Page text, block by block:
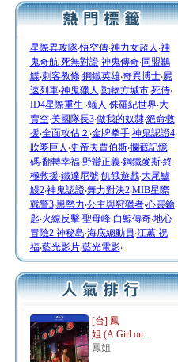
星際異攻隊‧悟空傳‧神力女超人 ‧神
鬼奇航 死無對證‧神鬼傳奇‧同盟鶼
鰈‧刺客教條‧鋼鐵英雄‧奇異博士‧屍
速列車‧神鬼獵人 ‧動物方城市‧死侍‧
ID4星際重生 ‧蟻人 ‧侏羅紀世界‧大
賣空‧美國隊長3‧做我的奴隸‧絕命救
援‧全面攻佔２ ‧金牌拳手‧神鬼認證4‧
吹夢巨人 ‧史帝夫賈伯斯‧攔截記憶
碼‧翻轉幸福‧野蠻正義‧鋼鐵麥斯‧終
極救援‧鐵達尼號‧飢餓遊戲‧大尾鱸
鰻2‧神鬼認證‧舞力對決2‧MIB星際
戰警3‧黑勢力‧公主與狩獵者‧心靈鑰
匙‧火線反擊‧聖母峰‧白鯨傳奇‧地心
冒險2 神秘島‧海底總動員‧江蕙 祝
福‧藍光影片‧藍光電影‧
[台] 鳳
姐 (A Girl ou…
鳳姐